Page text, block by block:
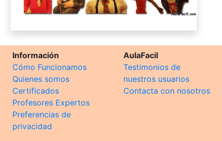
Información
Cómo Funcionamos
Quienes somos
Certificados
Profesores Expertos
Preferencias de
privacidad
AulaFacil
Testimonios de
nuestros usuarios
Contacta con nosotros